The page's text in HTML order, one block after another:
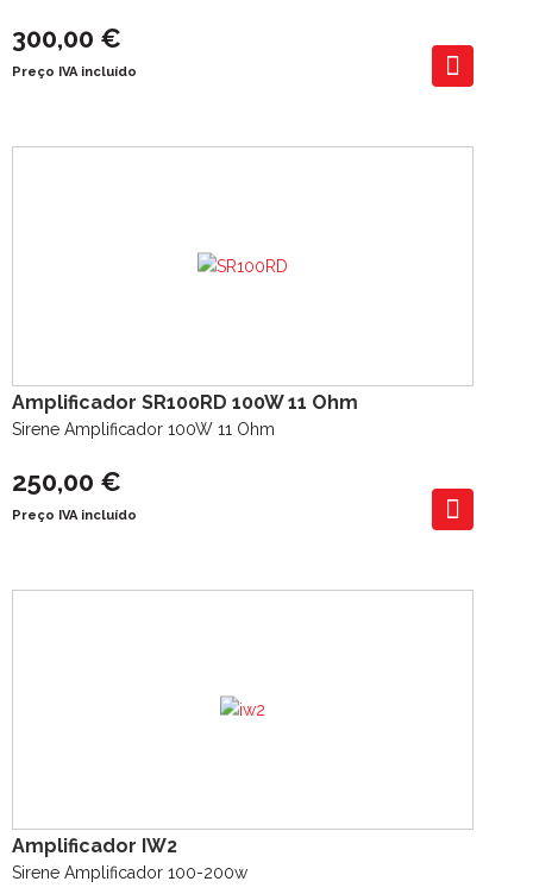
300,00 €
Preço IVA incluído
Amplificador SR100RD 100W 11 Ohm
Sirene Amplificador 100W 11 Ohm
250,00 €
Preço IVA incluído
Amplificador IW2
Sirene Amplificador 100-200w